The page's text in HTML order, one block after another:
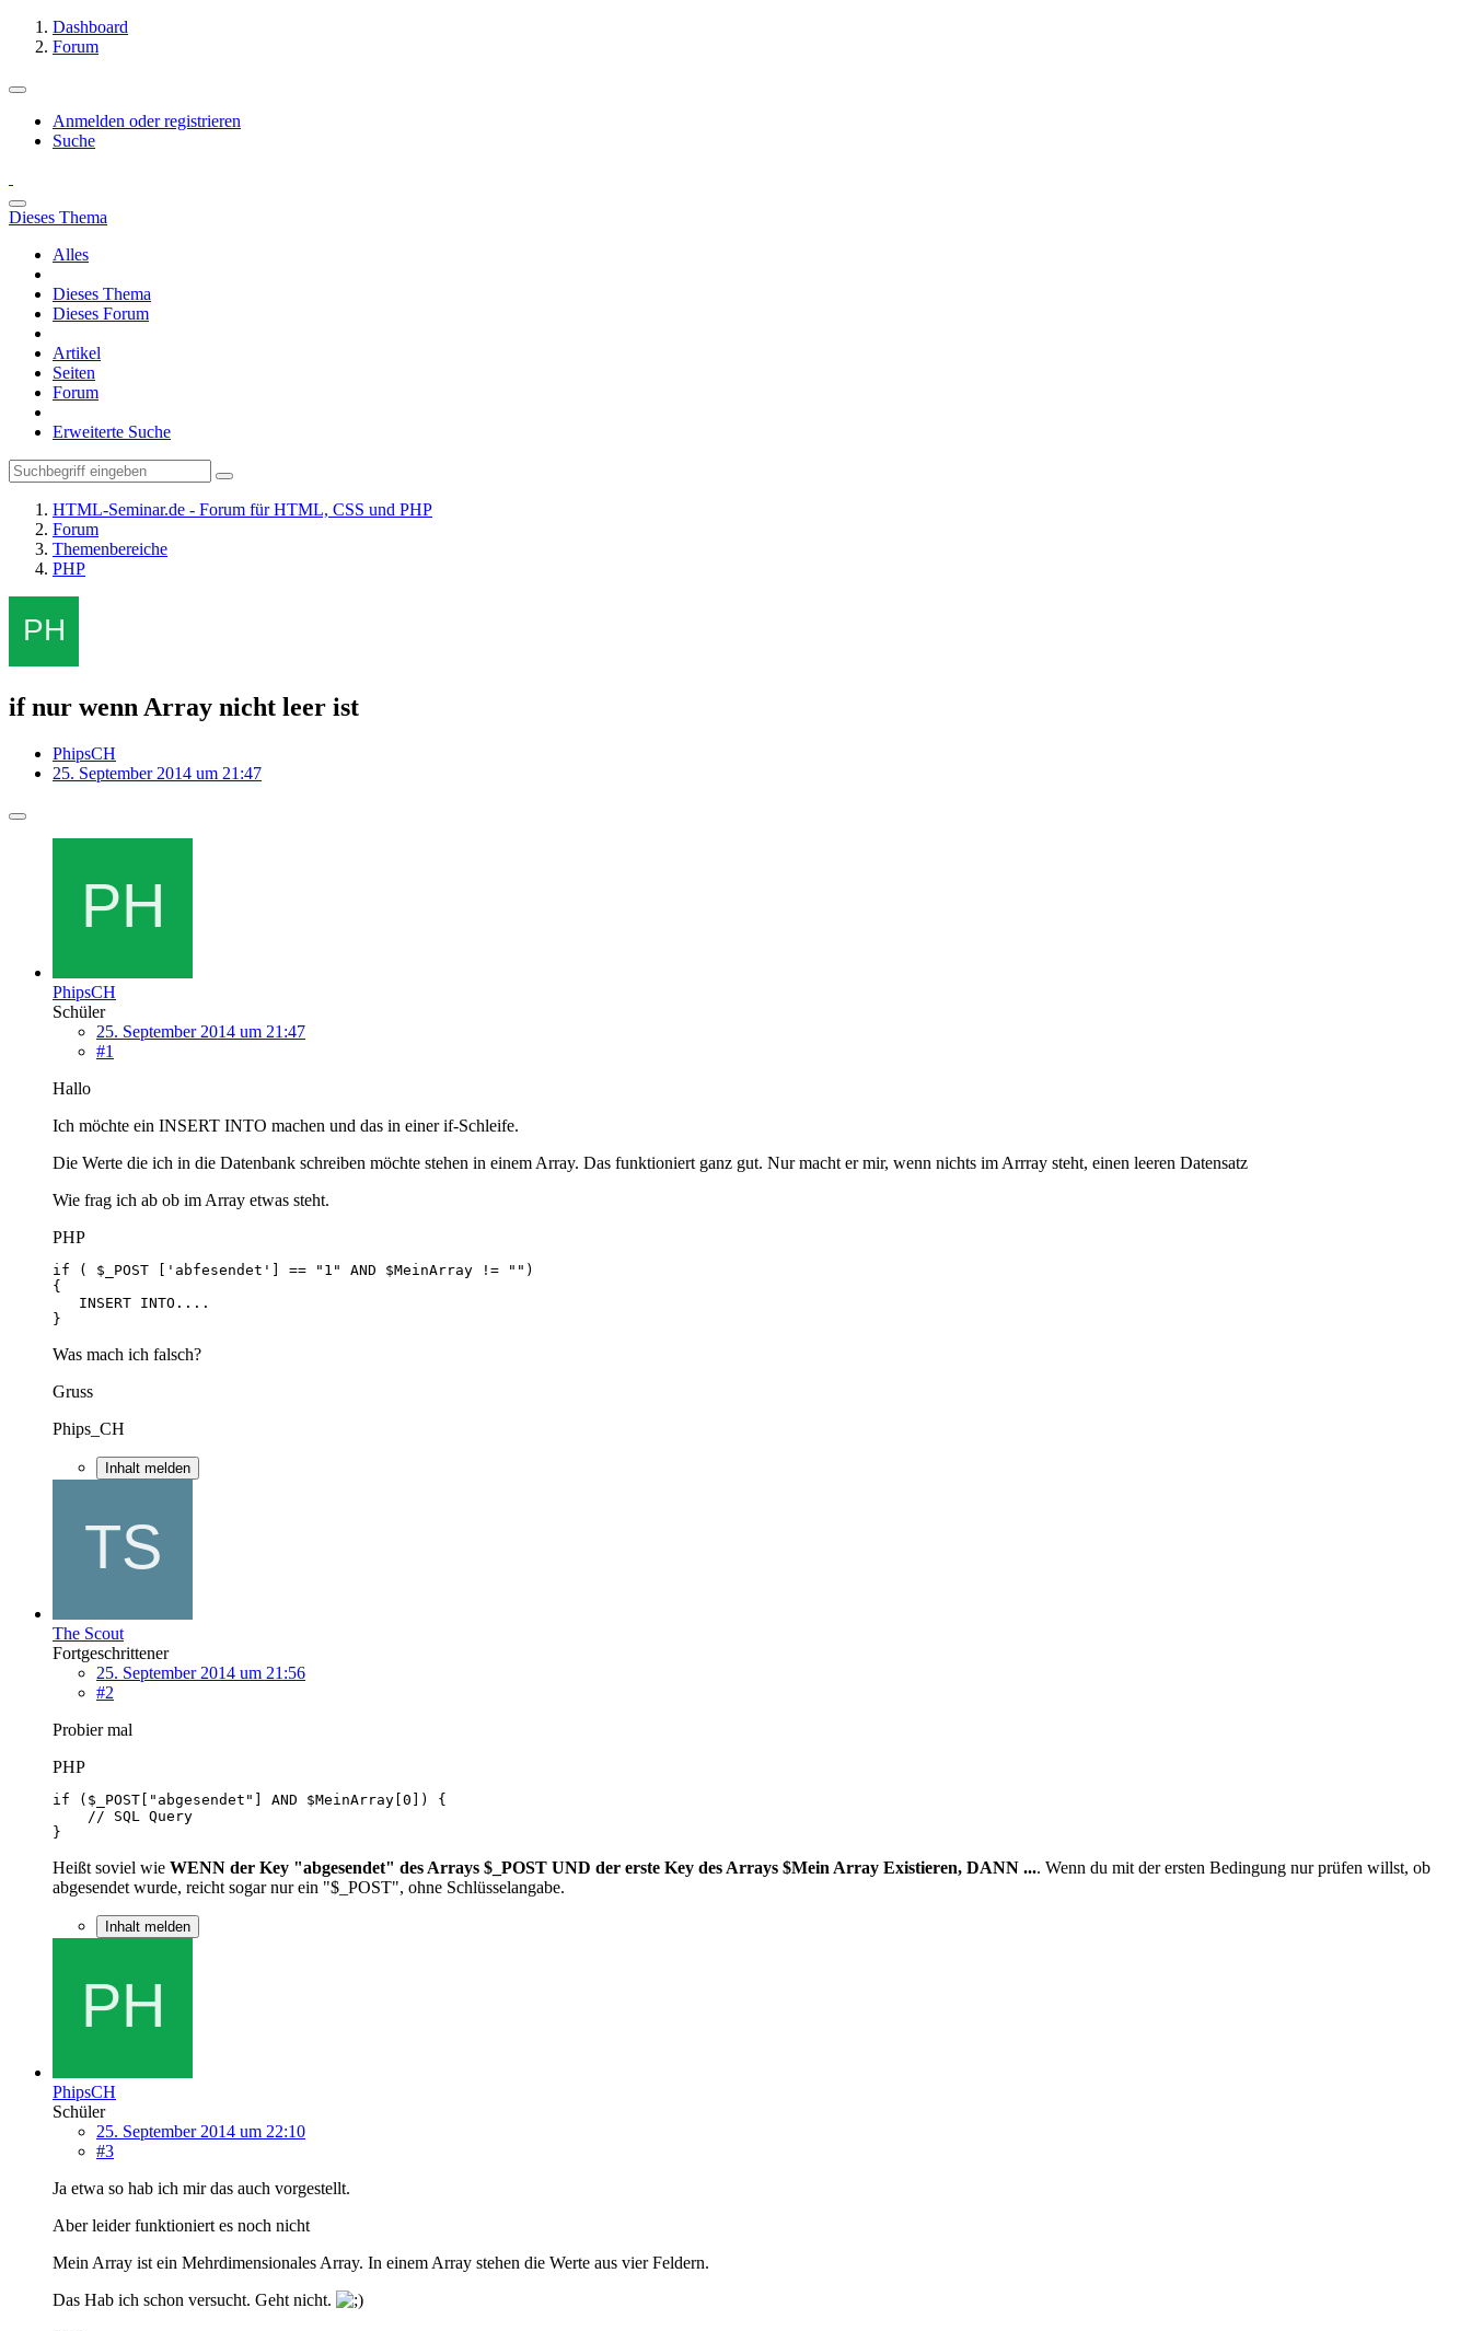
Dashboard
Forum
Anmelden oder registrieren
Suche
Dieses Thema
Alles
Dieses Thema
Dieses Forum
Artikel
Seiten
Forum
Erweiterte Suche
HTML-Seminar.de - Forum für HTML, CSS und PHP
Forum
Themenbereiche
PHP
if nur wenn Array nicht leer ist
PhipsCH
25. September 2014 um 21:47
PhipsCH
Schüler
25. September 2014 um 21:47
#1
Hallo
Ich möchte ein INSERT INTO machen und das in einer if-Schleife.
Die Werte die ich in die Datenbank schreiben möchte stehen in einem Array. Das funktioniert ganz gut. Nur macht er mir, wenn nichts im Arrray steht, einen leeren Datensatz
Wie frag ich ab ob im Array etwas steht.
PHP
}
Was mach ich falsch?
Gruss
Phips_CH
Inhalt melden
The Scout
Fortgeschrittener
25. September 2014 um 21:56
#2
Probier mal
PHP
}
Heißt soviel wie WENN der Key "abgesendet" des Arrays $_POST UND der erste Key des Arrays $Mein Array Existieren, DANN .... Wenn du mit der ersten Bedingung nur prüfen willst, ob
abgesendet wurde, reicht sogar nur ein "$_POST", ohne Schlüsselangabe.
Inhalt melden
PhipsCH
Schüler
25. September 2014 um 22:10
#3
Ja etwa so hab ich mir das auch vorgestellt.
Aber leider funktioniert es noch nicht
Mein Array ist ein Mehrdimensionales Array. In einem Array stehen die Werte aus vier Feldern.
Das Hab ich schon versucht. Geht nicht.